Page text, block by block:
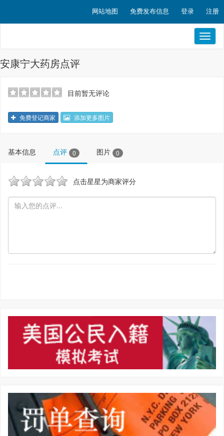
网站地图 免费发布信息 登录 注册
安康宁大药房点评
目前暂无评论
免费登记商家 添加更多图片
基本信息 点评 0 图片 0
点击星星为商家评分